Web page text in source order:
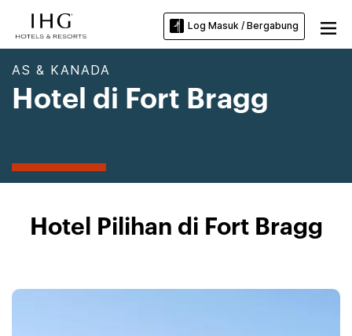
Log Masuk / Bergabung
AS & KANADA
Hotel di Fort Bragg
Hotel Pilihan di Fort Bragg